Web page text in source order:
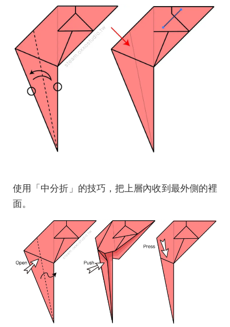
使用「中分折」的技巧，把上層內收到最外側的裡
面。